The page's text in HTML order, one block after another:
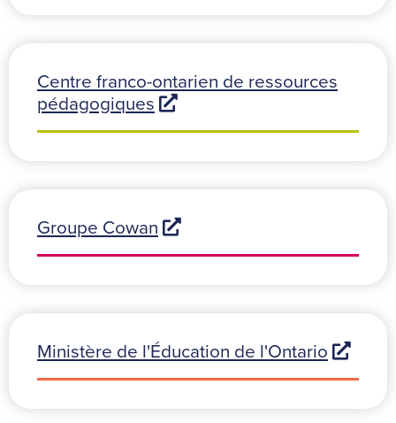
Centre franco-ontarien de ressources
pédagogiques
Groupe Cowan
Ministère de l'Éducation de l'Ontario